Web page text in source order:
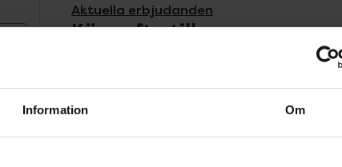
Information Om
Aktuella erbjudanden
Köps ofta tillsammans